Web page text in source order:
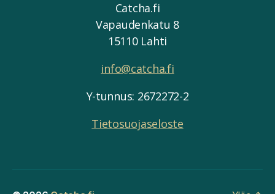
Catcha.fi
Vapaudenkatu 8
15110 Lahti
info@catcha.fi
Y-tunnus: 2672272-2
Tietosuojaseloste